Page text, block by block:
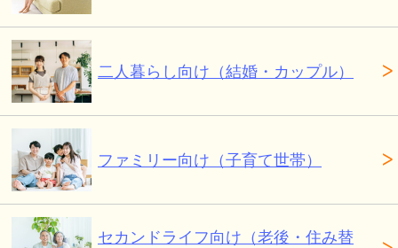
二人暮らし向け（結婚・カップル）
ファミリー向け（子育て世帯）
セカンドライフ向け（老後・住み替